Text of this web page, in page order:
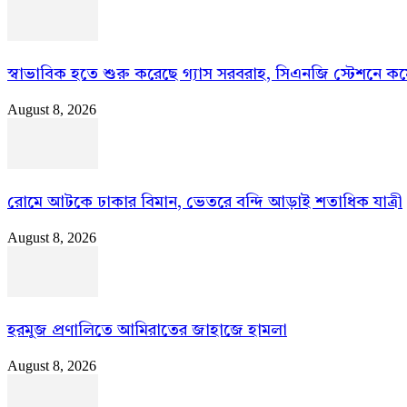
স্বাভাবিক হতে শুরু করেছে গ্যাস সরবরাহ, সিএনজি স্টেশনে
August 8, 2026
রোমে আটকে ঢাকার বিমান, ভেতরে বন্দি আড়াই শতাধিক যাত্রী
August 8, 2026
হরমুজ প্রণালিতে আমিরাতের জাহাজে হামলা
August 8, 2026